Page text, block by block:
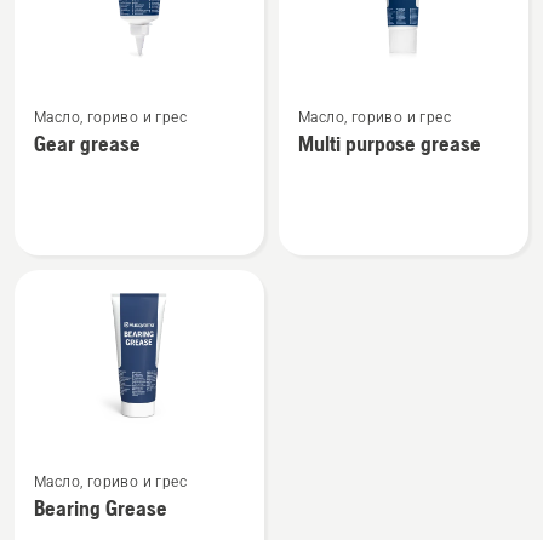
повече
подробности
Масло, гориво и грес
Gear grease
повече
подробности
Масло, гориво и грес
Multi purpose grease
повече
подробности
Масло, гориво и грес
Bearing Grease